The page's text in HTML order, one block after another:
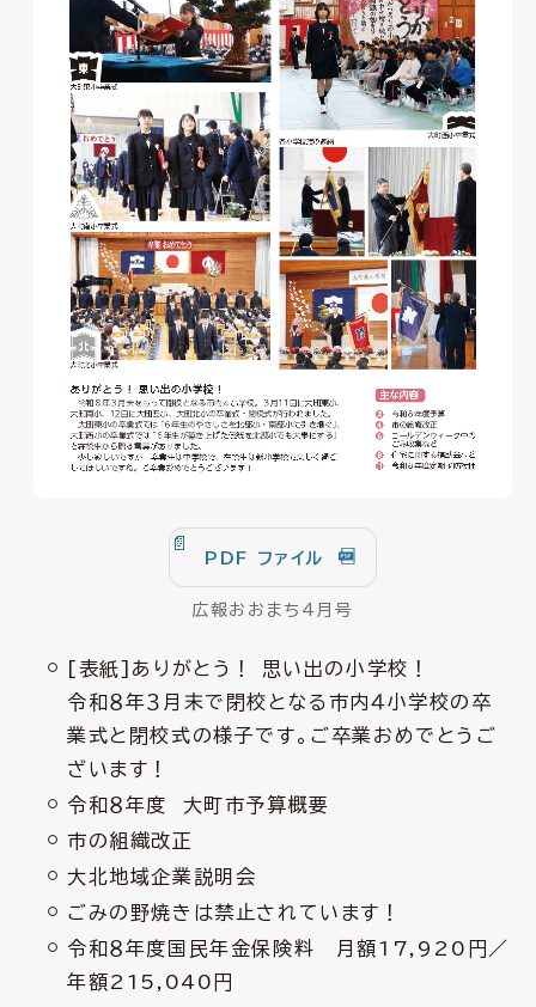
PDF ファイル
広報おおまち4月号
[表紙]ありがとう！ 思い出の小学校！
令和８年３月末で閉校となる市内４小学校の卒
業式と閉校式の様子です。ご卒業おめでとうご
ざいます！
令和８年度 大町市予算概要
市の組織改正
大北地域企業説明会
ごみの野焼きは禁止されています！
令和８年度国民年金保険料 月額17,920円／
年額215,040円